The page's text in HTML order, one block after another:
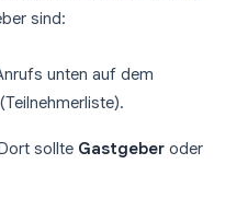
sind:
unten auf dem
(Teilnehmerliste).
sollte Gastgeber oder